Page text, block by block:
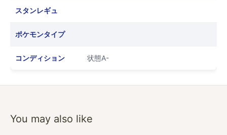
スタンレギュ
ポケモンタイプ
コンディション 状態A-
You may also like